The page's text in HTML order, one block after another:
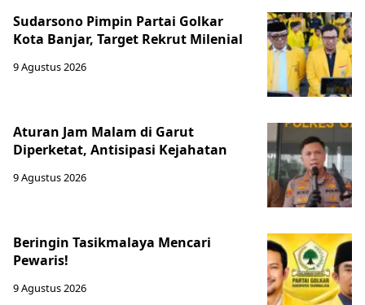
Sudarsono Pimpin Partai Golkar
Kota Banjar, Target Rekrut Milenial
9 Agustus 2026
Aturan Jam Malam di Garut
Diperketat, Antisipasi Kejahatan
9 Agustus 2026
Beringin Tasikmalaya Mencari
Pewaris!
9 Agustus 2026